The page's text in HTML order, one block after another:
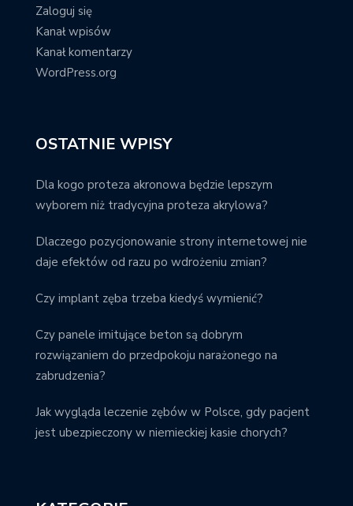
Zaloguj się
Kanał wpisów
Kanał komentarzy
WordPress.org
OSTATNIE WPISY
Dla kogo proteza akronowa będzie lepszym
wyborem niż tradycyjna proteza akrylowa?
Dlaczego pozycjonowanie strony internetowej nie
daje efektów od razu po wdrożeniu zmian?
Czy implant zęba trzeba kiedyś wymienić?
Czy panele imitujące beton są dobrym
rozwiązaniem do przedpokoju narażonego na
zabrudzenia?
Jak wygląda leczenie zębów w Polsce, gdy pacjent
jest ubezpieczony w niemieckiej kasie chorych?